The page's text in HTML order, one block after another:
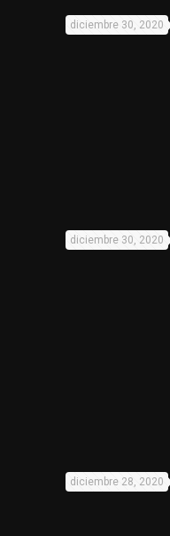
diciembre 30, 2020
diciembre 30, 2020
diciembre 28, 2020